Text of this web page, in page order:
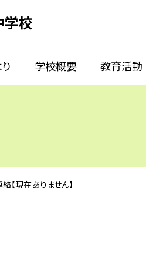
学校
学校概要 教育活動
【現在ありません】